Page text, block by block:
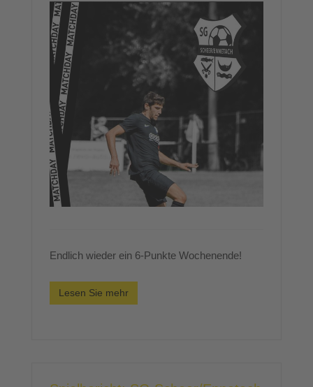
Endlich wieder ein 6-Punkte Wochenende!
Lesen Sie mehr